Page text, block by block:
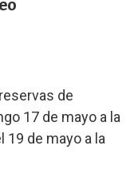
de
17 de mayo a la
19 de mayo a la